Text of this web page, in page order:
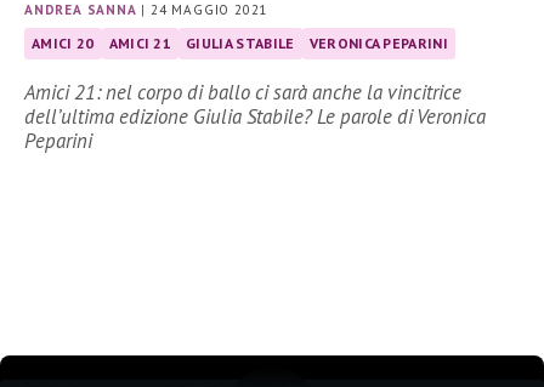
ANDREA SANNA |24 MAGGIO 2021
AMICI 20 AMICI 21 GIULIA STABILE VERONICA PEPARINI
Amici 21: nel corpo di ballo ci sarà anche la vincitrice
dell’ultima edizione Giulia Stabile? Le parole di Veronica
Peparini